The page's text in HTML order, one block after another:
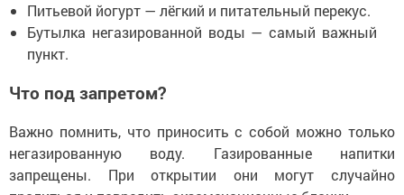
Питьевой йогурт — лёгкий и питательный перекус.
Бутылка негазированной воды — самый важный
пункт.
Что под запретом?
Важно помнить, что приносить с собой можно только
негазированную воду. Газированные напитки
запрещены. При открытии они могут случайно